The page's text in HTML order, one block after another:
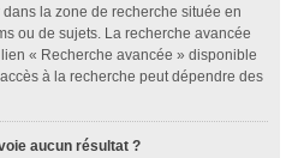
la zone de recherche située en
ou de sujets. La recherche avancée
« Recherche avancée » disponible
à la recherche peut dépendre des
aucun résultat ?